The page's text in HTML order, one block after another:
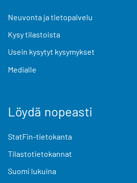
Neuvonta ja tietopalvelu
Kysy tilastoista
Usein kysytyt kysymykset
Medialle
Löydä nopeasti
StatFin-tietokanta
Tilastotietokannat
Suomi lukuina